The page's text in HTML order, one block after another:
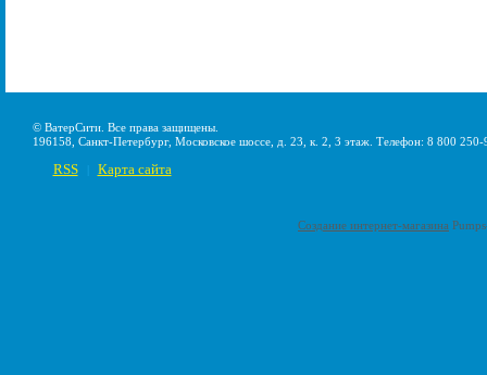
© ВатерСити. Все права защищены.
196158, Санкт-Петербург, Московское шоссе, д. 23, к. 2, 3 этаж. Телефон: 8 800
RSS Карта сайта
Создание интернет-магазина